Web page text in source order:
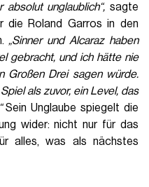
unglaublich“, sagte
die Roland Garros in den
„Sinner und Alcaraz haben
gebracht, und ich hätte nie
Großen Drei sagen würde.
als zuvor, ein Level, das
Sein Unglaube spiegelt die
wider: nicht nur für das
alles, was als nächstes